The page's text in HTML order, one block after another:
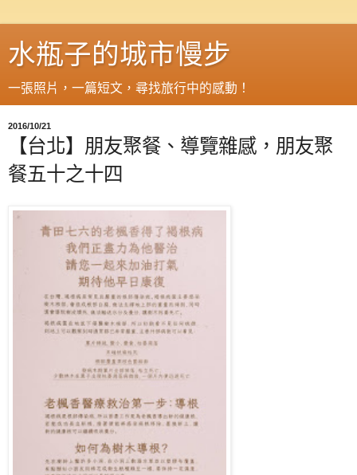
水瓶子的城市慢步
一張照片，一篇短文，尋找旅行中的感動！
2016/10/21
【台北】朋友聚餐、導覽雜感，朋友聚
餐五十之十四